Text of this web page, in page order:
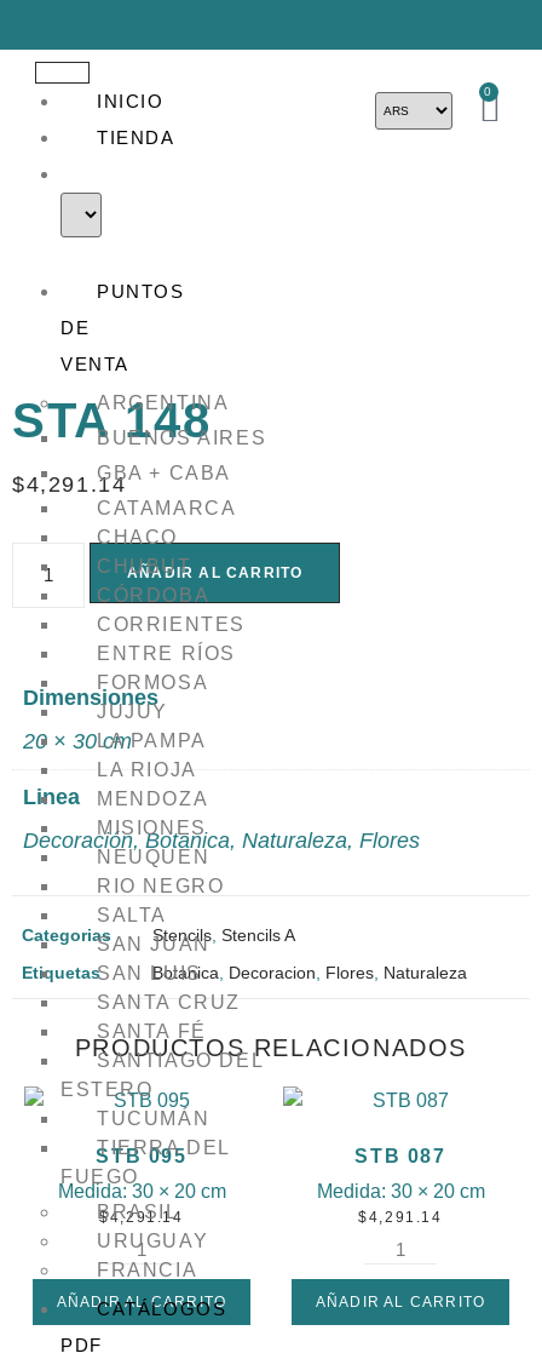
INICIO
TIENDA
PUNTOS
DE
VENTA
ARGENTINA
BUENOS AIRES
GBA + CABA
CATAMARCA
CHACO
CHUBUT
CÓRDOBA
CORRIENTES
ENTRE RÍOS
FORMOSA
JUJUY
LA PAMPA
LA RIOJA
MENDOZA
MISIONES
NEUQUEN
RIO NEGRO
SALTA
SAN JUAN
SAN LUIS
SANTA CRUZ
SANTA FÉ
SANTIAGO DEL
ESTERO
TUCUMÁN
TIERRA DEL
FUEGO
BRASIL
URUGUAY
FRANCIA
CATÁLOGOS
PDF
0
STA 148
$4,291.14
AÑADIR AL CARRITO
Dimensiones
20 × 30 cm
Linea
Decoración, Botanica, Naturaleza, Flores
Categorias Stencils, Stencils A
Etiquetas
Botanica, Decoracion, Flores, Naturaleza
PRODUCTOS RELACIONADOS
STB 095
Medida: 30 × 20 cm
$4,291.14
AÑADIR AL CARRITO
STB 087
Medida: 30 × 20 cm
$4,291.14
AÑADIR AL CARRITO